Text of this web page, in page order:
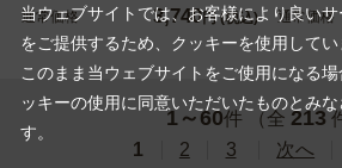
通常価格 3,740円(税込) 通常価格
1～60件 （全 213
1
2 3 次へ
当ウェブサイトでは、お客様により良いサ
をご提供するため、クッキーを使用してい
このまま当ウェブサイトをご使用になる場
ッキーの使用に同意いただいたものとみな
す。